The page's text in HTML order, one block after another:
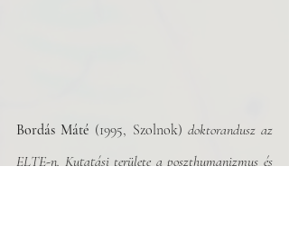
Bordás Máté (1995, Szolnok) doktorandusz az
ELTE-n. Kutatási területe a poszthumanizmus és